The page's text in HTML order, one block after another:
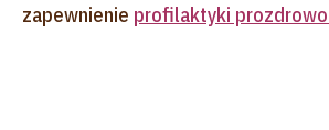
zapewnienie profilaktyki